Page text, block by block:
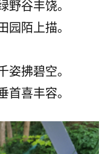
野谷丰饶。
园陌上描。
姿拂碧空。
首喜丰容。